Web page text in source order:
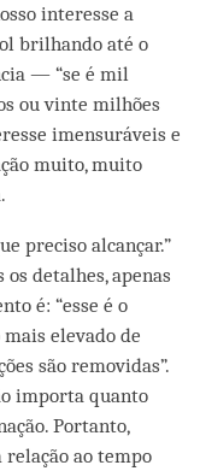
interesse a
brilhando até o
— “se é mil
ou vinte milhões
imensuráveis e
muito, muito
preciso alcançar.”
os detalhes, apenas
é: “esse é o
elevado de
são removidas”.
importa quanto
Portanto,
ao tempo